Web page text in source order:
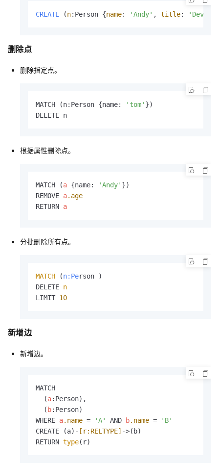
CREATE (n:Person {name: 'Andy' , title:
删除点
删除指定点。
MATCH (n:Person {name: 'tom' })
DELETE n
根据属性删除点。
MATCH (a {name: 'Andy' })
REMOVE a.age
RETURN a
分批删除所有点。
MATCH (n:Person )
DELETE n
LIMIT 10
新增边
新增边。
MATCH
  (
a:Person),
  (
b:Person)
WHERE a.name = 'A' AND b.name =
'B'
CREATE (a)- [r:RELTYPE] ->(b)
RETURN type(r)